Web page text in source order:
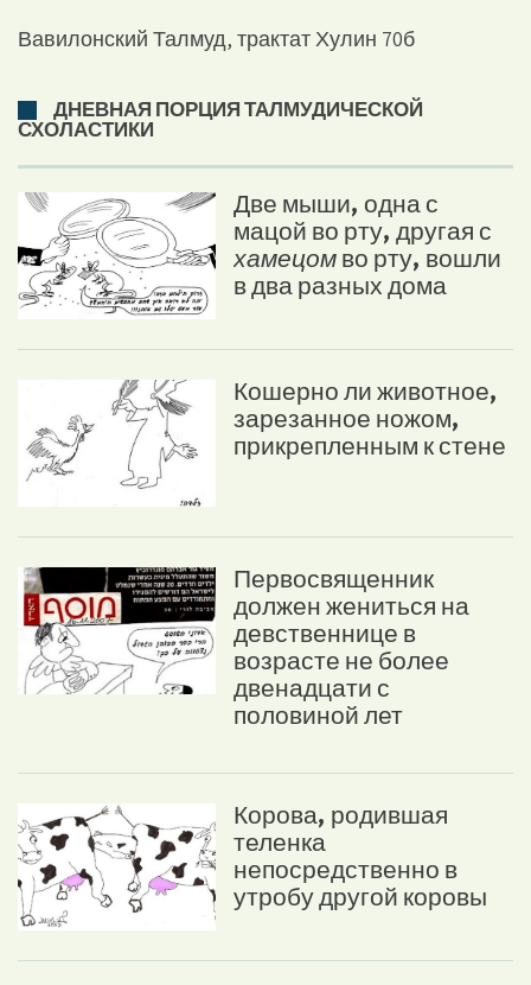
Вавилонский Талмуд, трактат Хулин 70б
ДНЕВНАЯ ПОРЦИЯ ТАЛМУДИЧЕСКОЙ
СХОЛАСТИКИ
Две мыши, одна с
мацой во рту, другая с
хамецомво рту, вошли
в два разных дома
Кошерно ли животное,
зарезанное ножом,
прикрепленным к стене
Первосвященник
должен жениться на
девственнице в
возрасте не более
двенадцати с
половиной лет
Корова, родившая
теленка
непосредственно в
утробу другой коровы